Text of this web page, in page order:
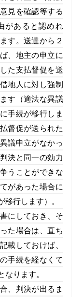
見を確認等する
があると認めれ
す。送達から２
、地主の申立に
た支払督促を送
地人に対し強制
す（適法な異議
手続が移行しま
督促が送られた
議申立がなかっ
決と同一の効力
うことができな
があった場合に
移行します）。
にしておき、そ
た場合は、直ち
載しておけば、
手続を経なくて
なります。
、判決が出るま